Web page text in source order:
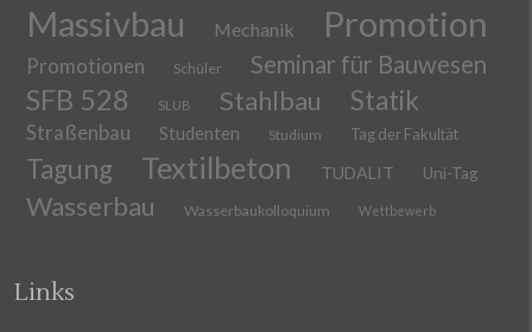
Massivbau Mechanik Promotion
Promotionen Schüler Seminar für Bauwesen
SFB 528 SLUB Stahlbau Statik
Straßenbau Studenten Studium Tag der Fakultät
Tagung Textilbeton TUDALIT Uni-Tag
Wasserbau Wasserbaukolloquium Wettbewerb
Links